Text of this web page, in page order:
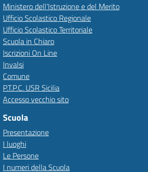
Ministero dell'Istruzione e del Merito
Ufficio Scolastico Regionale
Ufficio Scolastico Territoriale
Scuola in Chiaro
Iscrizioni On Line
Invalsi
Comune
P.T.P.C. USR Sicilia
Accesso vecchio sito
Scuola
Presentazione
I luoghi
Le Persone
I numeri della Scuola